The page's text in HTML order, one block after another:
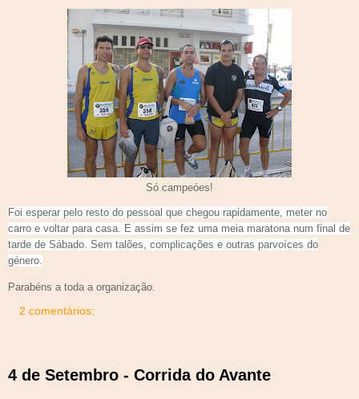
Só campeóes!
Foi esperar pelo resto do pessoal que chegou rapidamente, meter no
carro e voltar para casa. E assim se fez uma meia maratona num final de
tarde de Sábado. Sem talões, complicações e outras parvoíces do
género.
Parabéns a toda a organização.
2 comentários:
4 de Setembro - Corrida do Avante